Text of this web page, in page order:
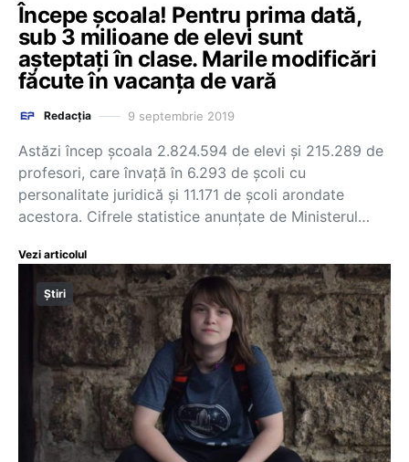
Începe școala! Pentru prima dată,
sub 3 milioane de elevi sunt
așteptați în clase. Marile modificări
făcute în vacanța de vară
Redacția 9 septembrie 2019
Astăzi încep școala 2.824.594 de elevi și 215.289 de
profesori, care învață în 6.293 de școli cu
personalitate juridică și 11.171 de școli arondate
acestora. Cifrele statistice anunțate de Ministerul…
Vezi articolul
Știri